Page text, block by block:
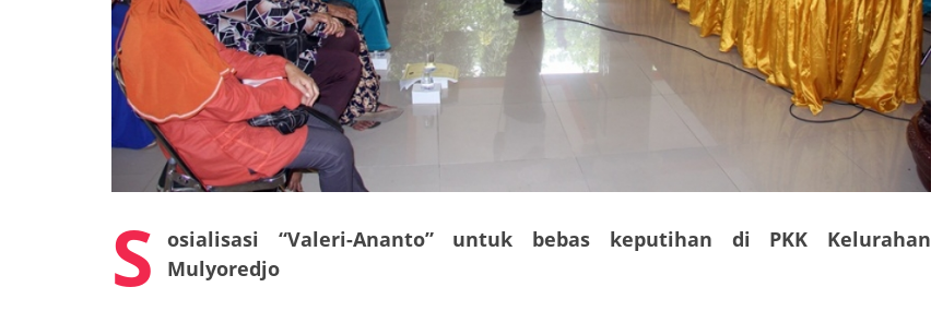
S
osialisasi “Valeri-Ananto” untuk bebas keputihan di PKK Kelurahan
Mulyoredjo